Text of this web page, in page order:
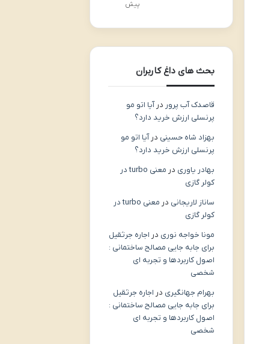
پیش
بحث های داغ کاربران
قاصدک آب پرور درآیا اتو مو
پرنسلی ارزش خرید دارد؟
بهزاد شاه حسینی درآیا اتو مو
پرنسلی ارزش خرید دارد؟
بهادر یاوری در
معنی turbo در
کولر گازی
ساناز لاریجانی در
معنی turbo در
کولر گازی
مونا خواجه نوری در اجاره جرثقیل
برای جابه جایی مصالح ساختمانی :
اصول کاربردها و تجربه ای
شخصی
بهرام جهانگیری در اجاره جرثقیل
برای جابه جایی مصالح ساختمانی :
اصول کاربردها و تجربه ای
شخصی